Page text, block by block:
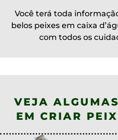
Você terá toda
belos peixes em caixa
com todos os
VEJA
EM CRIAR